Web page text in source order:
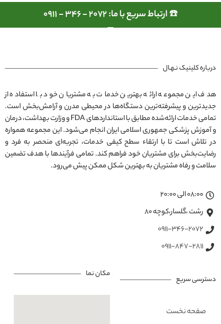
☎️ ارتباط سریع با ما: 2072 - 346 - 0911
درباره کلینیک نـهـال
هدف این مجموعه ارائه بهترین خدمات به مشتریان خود با استفاده از
جدیدترین و پیشرفته‌ترین دستگاه‌ها در محیطی مدرن و آرامش‌بخش است.
تمامی خدمات ارائه‌شده مطابق با استانداردهای FDA و وزارت بهداشت، درمان
و آموزش پزشکی جمهوری اسلامی ایران انجام می‌شود. این مجموعه همواره
در تلاش است تا با ارتقاء سطح کیفی خدمات، تجربه‌ای منحصر به فرد و
رضایت‌بخش برای مشتریان خود فراهم کند. تمامی فرآیندها با هدف تضمین
سلامت و رفاه مشتریان به بهترین شکل ممکن پیش می‌رود.
08:00 الی 20:00
رشت ،گلسار،کوچه ۸۰
0911-346-2072
0911-847-2811
دسترسی سریع
صفحه نخست
مکان نما